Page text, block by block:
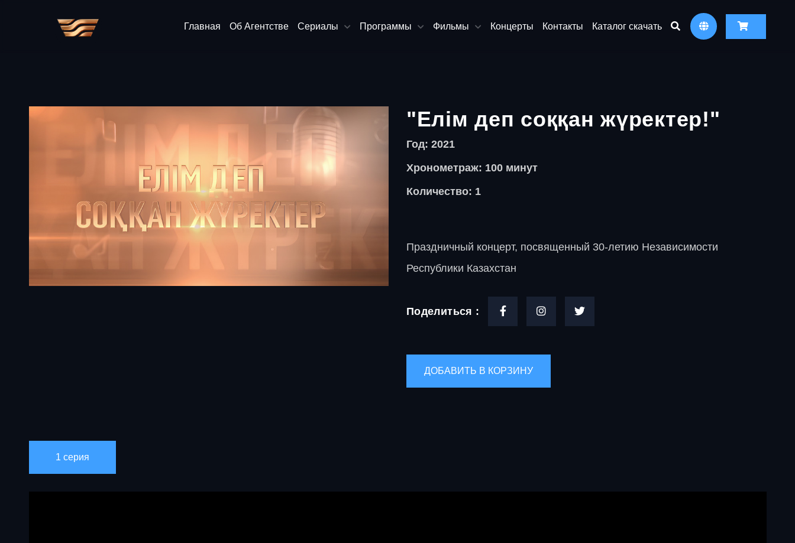
Главная Об Агентстве Сериалы Программы Фильмы Концерты Контакты Каталог скачать
"Елім деп соққан жүректер!"
Год: 2021
Хронометраж: 100 минут
Количество: 1
Праздничный концерт, посвященный 30-летию Независимости
Республики Казахстан
Поделиться :
1 серия